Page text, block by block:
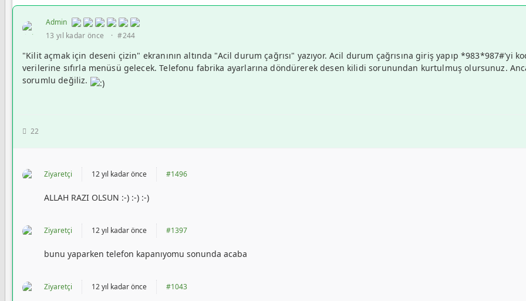
Admin
13 yıl kadar önce
· #244
"Kilit açmak için deseni çizin" ekranının altında "Acil durum çağrısı" yazıyor. Acil durum çağrısına giriş yapıp *983*987#'yi
verilerine sıfırla menüsü gelecek. Telefonu fabrika ayarlarına döndürerek desen kilidi sorunundan kurtulmuş olursunuz.
sorumlu değiliz.
22
Ziyaretçi 12 yıl kadar önce #1496
ALLAH RAZI OLSUN :-) :-) :-)
Ziyaretçi 12 yıl kadar önce #1397
bunu yaparken telefon kapanıyomu sonunda acaba
Ziyaretçi 12 yıl kadar önce #1043